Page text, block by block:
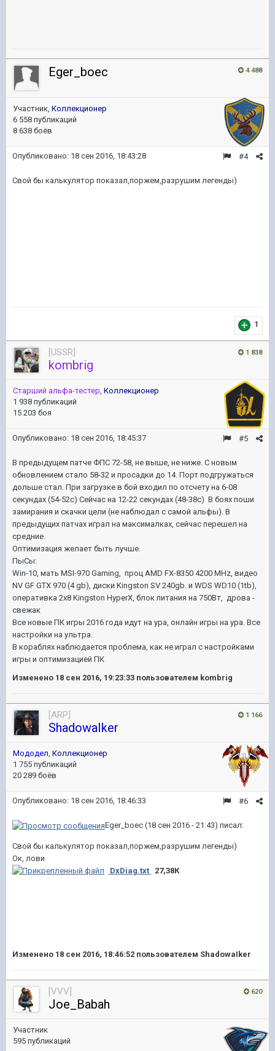
4 488
Eger_boec
Участник, Коллекционер
6 558 публикаций
8 638 боёв
#4
Опубликовано: 18 сен 2016, 18:43:28
Свой бы калькулятор показал,поржем,разрушим легенды)
1
1 838
[USSR]
kombrig
Старший альфа-тестер, Коллекционер
1 938 публикаций
15 203 боя
#5
Опубликовано: 18 сен 2016, 18:45:37
В предыдущем патче ФПС 72-58, не выше, не ниже. С новым
обновлением стало 58-32 и просадки до 14. Порт подгружаться
дольше стал. При загрузке в бой входил по отсчету на 6-08
секундах (54-52с) Сейчас на 12-22 секундах (48-38с) В боях поши
замирания и скачки цели (не наблюдал с самой альфы). В
предыдущих патчах играл на максималках, сейчас перешел на
средние.
Оптимизация желает быть лучше.
ПыСы:
Win-10, мать MSI-970 Gaming, проц AMD FX-8350 4200 MHz, видео
NV GF GTX 970 (4 gb), диски Kingston SV 240gb. и WDS WD10 (1tb),
оперативка 2х8 Kingston HyperX, блок питания на 750Вт, дрова -
свежак
Все новые ПК игры 2016 года идут на ура, онлайн игры на ура. Все
настройки на ультра.
В кораблях наблюдается проблема, как не играл с настройками
игры и оптимизацией ПК
Изменено 18 сен 2016, 19:23:33 пользователем kombrig
1 166
[ARP]
ShadowaIker
Мододел, Коллекционер
1 755 публикаций
20 289 боёв
#6
Опубликовано: 18 сен 2016, 18:46:33
Eger_boec (18 сен 2016 - 21:43) писал:
Свой бы калькулятор показал,поржем,разрушим легенды)
Ок, лови
DxDiag.txt
27,38К
Изменено 18 сен 2016, 18:46:52 пользователем ShadowaIker
620
[VVV]
Joe_Babah
Участник
595 публикаций